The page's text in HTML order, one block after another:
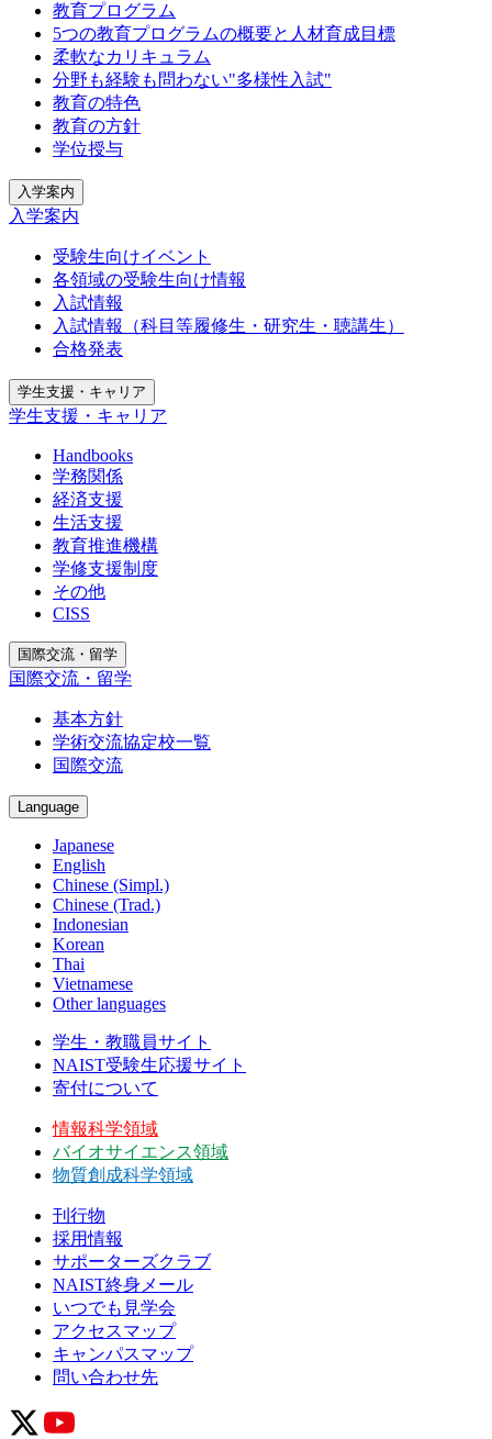
教育プログラム
5つの教育プログラムの概要と人材育成目標
柔軟なカリキュラム
分野も経験も問わない"多様性入試"
教育の特色
教育の方針
学位授与
入学案内
入学案内
受験生向けイベント
各領域の受験生向け情報
入試情報
入試情報（科目等履修生・研究生・聴講生）
合格発表
学生支援・キャリア
学生支援・キャリア
Handbooks
学務関係
経済支援
生活支援
教育推進機構
学修支援制度
その他
CISS
国際交流・留学
国際交流・留学
基本方針
学術交流協定校一覧
国際交流
Language
Japanese
English
Chinese (Simpl.)
Chinese (Trad.)
Indonesian
Korean
Thai
Vietnamese
Other languages
学生・教職員サイト
NAIST受験生応援サイト
寄付について
情報科学領域
バイオサイエンス領域
物質創成科学領域
刊行物
採用情報
サポーターズクラブ
NAIST終身メール
いつでも見学会
アクセスマップ
キャンパスマップ
問い合わせ先